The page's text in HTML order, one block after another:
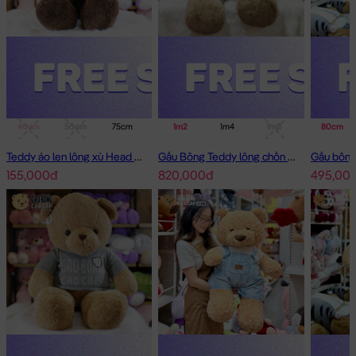
75cm 1m 1m4
Teddy áo len lông xù Head and Tales
155,000đ
1m2 1m4
Gấu Bông Teddy lông chồn cao cấp
820,000đ
80cm